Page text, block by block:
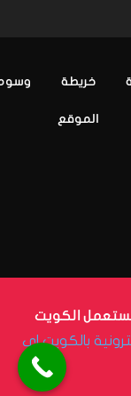
خريطة
الموقع
الكويت
بالكويت اي